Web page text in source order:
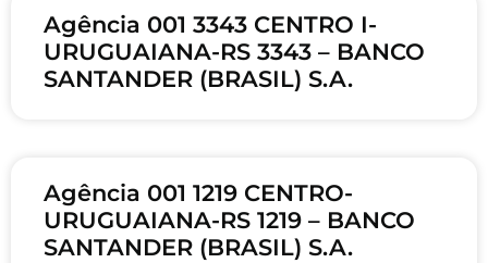
Agência 001 3343 CENTRO I-
URUGUAIANA-RS 3343 – BANCO
SANTANDER (BRASIL) S.A.
Agência 001 1219 CENTRO-
URUGUAIANA-RS 1219 – BANCO
SANTANDER (BRASIL) S.A.